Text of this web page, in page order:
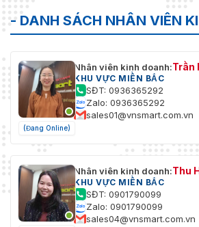
- DANH SÁCH NHÂN VIÊN
(Đang Online)
Nhân viên kinh doanh:Trần
KHU VỰC MIỀN BẮC
SĐT: 0936365292
Zalo: 0936365292
sales01@vnsmart.com.vn
Nhân viên kinh doanh:Thu
KHU VỰC MIỀN BẮC
SĐT: 0901790099
Zalo: 0901790099
sales04@vnsmart.com.vn